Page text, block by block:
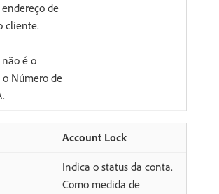
de
cliente.
não é o
Número de
Account Lock
Indica o status da conta.
Como medida de